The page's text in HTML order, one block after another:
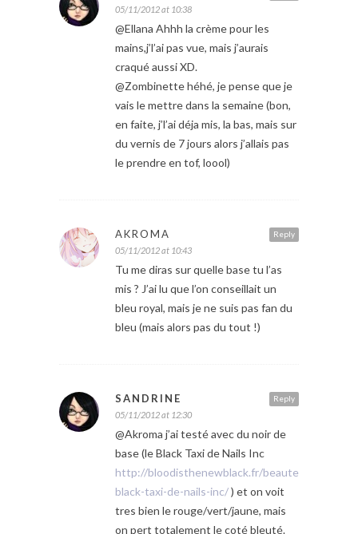
05/11/2012 at 10:38
@Ellana Ahhh la crème pour les
mains,j’l’ai pas vue, mais j’aurais
craqué aussi XD.
@Zombinette héhé, je pense que je
vais le mettre dans la semaine (bon,
en faite, j’l’ai déja mis, la bas, mais sur
du vernis de 7 jours alors j’allais pas
le prendre en tof, loool)
Reply
AKROMA
05/11/2012 at 10:43
Tu me diras sur quelle base tu l’as
mis ? J’ai lu que l’on conseillait un
bleu royal, mais je ne suis pas fan du
bleu (mais alors pas du tout !)
Reply
SANDRINE
05/11/2012 at 12:30
@Akroma j’ai testé avec du noir de
base (le Black Taxi de Nails Inc
http://bloodisthenewblack.fr/beaute/vernis-
black-taxi-de-nails-inc/) et on voit
tres bien le rouge/vert/jaune, mais
on pert totalement le coté bleuté.